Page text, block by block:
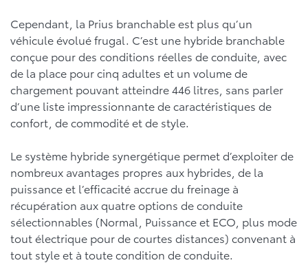
Cependant, la Prius branchable est plus qu’un
véhicule évolué frugal. C’est une hybride branchable
conçue pour des conditions réelles de conduite, avec
de la place pour cinq adultes et un volume de
chargement pouvant atteindre 446 litres, sans parler
d’une liste impressionnante de caractéristiques de
confort, de commodité et de style.
Le système hybride synergétique permet d’exploiter de
nombreux avantages propres aux hybrides, de la
puissance et l’efficacité accrue du freinage à
récupération aux quatre options de conduite
sélectionnables (Normal, Puissance et ECO, plus mode
tout électrique pour de courtes distances) convenant à
tout style et à toute condition de conduite.